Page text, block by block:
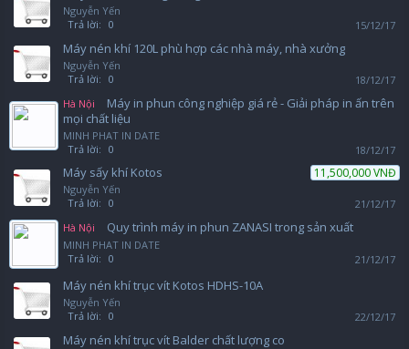
Nguyễn Yến
Trả lời: 0 15/12/17
Máy nén khí 120L phù hợp các nhà máy, nhà xưởng
Nguyễn Yến
Trả lời: 0
18/12/17
Hà Nội
Máy in phun công nghiệp giá rẻ - Giải pháp in ấn trên
mọi chất liệu
MINH PHAT IN DATE
Trả lời: 0 18/12/17
11,500,000 VNĐ
Máy sấy khí Kotos
Nguyễn Yến
Trả lời: 0
21/12/17
Hà Nội
Quy trình máy in phun ZANASI trong sản xuất
MINH PHAT IN DATE
Trả lời: 0 21/12/17
Máy nén khí trục vít Kotos HDHS-10A
Nguyễn Yến
Trả lời: 0 22/12/17
Máy nén khí trục vít Balder chất lượng co